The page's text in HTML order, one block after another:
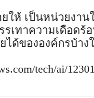
ห้ เป็นหน่วยงาน
เทาความเดือดร้
ด้ขององค์กรบ้าง
tech/ai/